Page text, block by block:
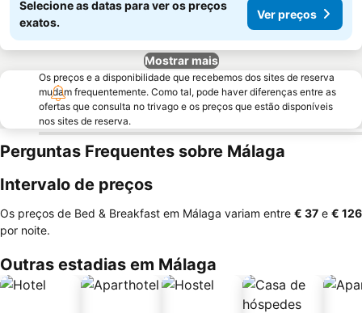
Selecione as datas para ver os preços
exatos.
Ver preços
Mostrar mais
Os preços e a disponibilidade que recebemos dos sites de reserva
mudam frequentemente. Como tal, pode haver diferenças entre as
ofertas que consulta no trivago e os preços que estão disponíveis
nos sites de reserva.
Perguntas Frequentes sobre Málaga
Intervalo de preços
Os preços de Bed & Breakfast em Málaga variam entre ‎€ 37 e ‎€ 126
por noite.
Outras estadias em Málaga